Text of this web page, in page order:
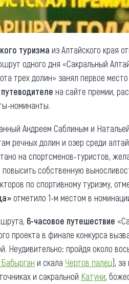
туризма из Алтайского края
одного дня «Сакральный
трех долин» занял первое
на сайте премии,
номинанты.
Андреем Саблиным и
речных долин и озер среди
на спортсменов-туристов,
собственную
по спортивному туризму,
отметило 1-м местом в
6-часовое путешествие
проекта в финале конкурса
Неудивительно: пройдя около
и скала Чертов палец),
и сакральной Катуни,